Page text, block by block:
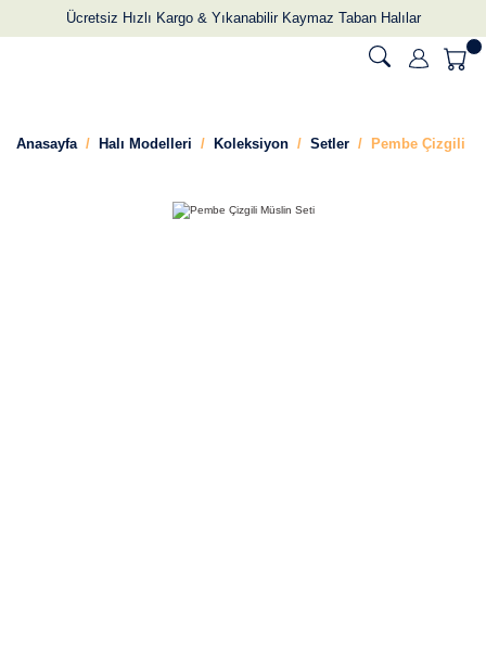
Ücretsiz Hızlı Kargo & Yıkanabilir Kaymaz Taban Halılar
Anasayfa Halı Modelleri Koleksiyon Setler Pembe Çizgili